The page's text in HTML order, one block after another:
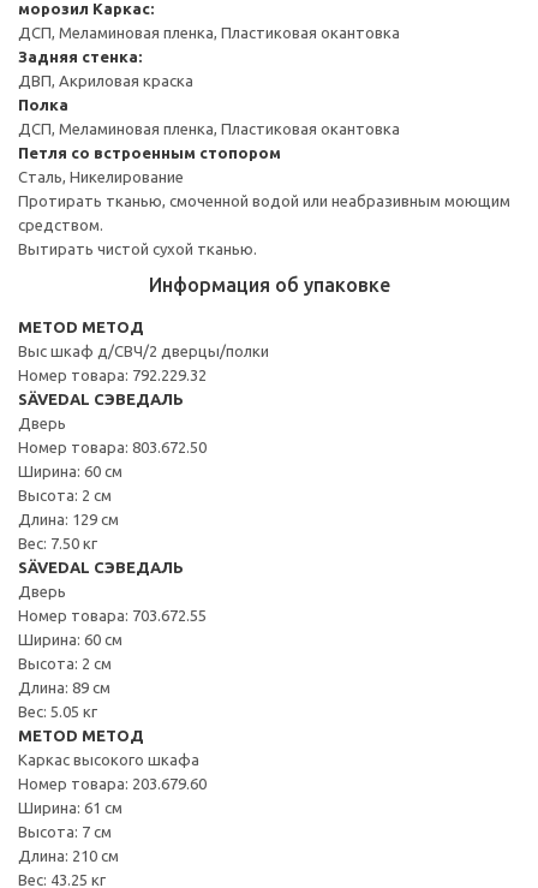
морозил Каркас:
ДСП, Меламиновая пленка, Пластиковая окантовка
Задняя стенка:
ДВП, Акриловая краска
Полка
ДСП, Меламиновая пленка, Пластиковая окантовка
Петля со встроенным стопором
Сталь, Никелирование
Протирать тканью, смоченной водой или неабразивным моющим
средством.
Вытирать чистой сухой тканью.
Информация об упаковке
METOD МЕТОД
Выс шкаф д/СВЧ/2 дверцы/полки
Номер товара: 792.229.32
SÄVEDAL СЭВЕДАЛЬ
Дверь
Номер товара: 803.672.50
Ширина: 60 см
Высота: 2 см
Длина: 129 см
Вес: 7.50 кг
SÄVEDAL СЭВЕДАЛЬ
Дверь
Номер товара: 703.672.55
Ширина: 60 см
Высота: 2 см
Длина: 89 см
Вес: 5.05 кг
METOD МЕТОД
Каркас высокого шкафа
Номер товара: 203.679.60
Ширина: 61 см
Высота: 7 см
Длина: 210 см
Вес: 43.25 кг